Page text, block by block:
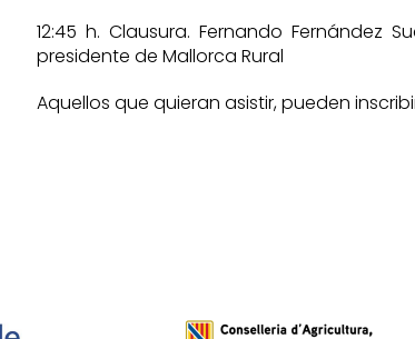
12:45 h. Clausura. Fernando Fernández
presidente de Mallorca Rural
Aquellos que quieran asistir, pueden